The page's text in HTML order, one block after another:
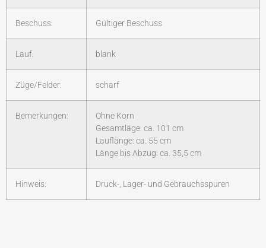
Beschuss: Gültiger Beschuss
Lauf: blank
Züge/Felder: scharf
Bemerkungen:
Ohne Korn
Gesamtläge: ca. 101 cm
Lauflänge: ca. 55 cm
Länge bis Abzug: ca. 35,5 cm
Hinweis: Druck-, Lager- und Gebrauchsspuren